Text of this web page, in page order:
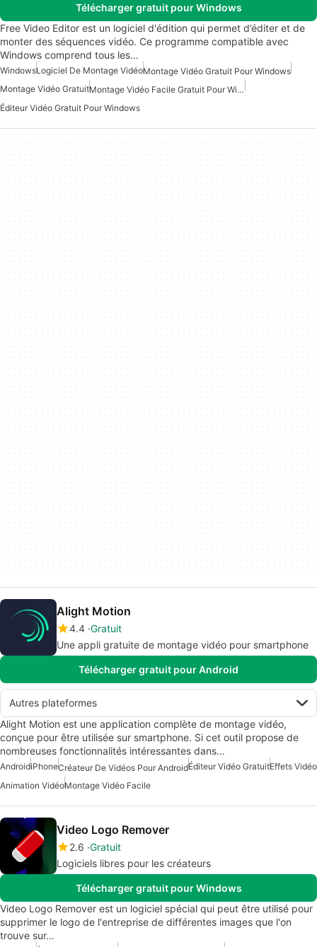
Télécharger gratuit pour Windows
Free Video Editor est un logiciel d'édition qui permet d’éditer et de
monter des séquences vidéo. Ce programme compatible avec
Windows comprend tous les…
WindowsLogiciel De Montage VidéoMontage Vidéo Gratuit Pour Windows
Montage Vidéo Gratuit
Montage Vidéo Facile Gratuit Pour Windows
Éditeur Vidéo Gratuit Pour Windows
Alight Motion
4.4 Gratuit
Une appli gratuite de montage vidéo pour smartphone
Télécharger gratuit pour Android
Autres plateformes
Alight Motion est une application complète de montage vidéo,
conçue pour être utilisée sur smartphone. Si cet outil propose de
nombreuses fonctionnalités intéressantes dans…
AndroidiPhoneCréateur De Vidéos Pour AndroidÉditeur Vidéo GratuitEffets Vidéo
Animation VidéoMontage Vidéo Facile
Video Logo Remover
2.6 Gratuit
Logiciels libres pour les créateurs
Télécharger gratuit pour Windows
Video Logo Remover est un logiciel spécial qui peut être utilisé pour
supprimer le logo de l'entreprise de différentes images que l'on
trouve sur…